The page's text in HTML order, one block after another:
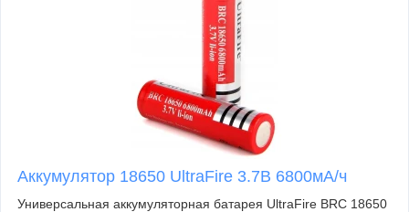
Аккумулятор 18650 UltraFire 3.7В 6800мА/ч
Универсальная аккумуляторная батарея UltraFire BRC 18650